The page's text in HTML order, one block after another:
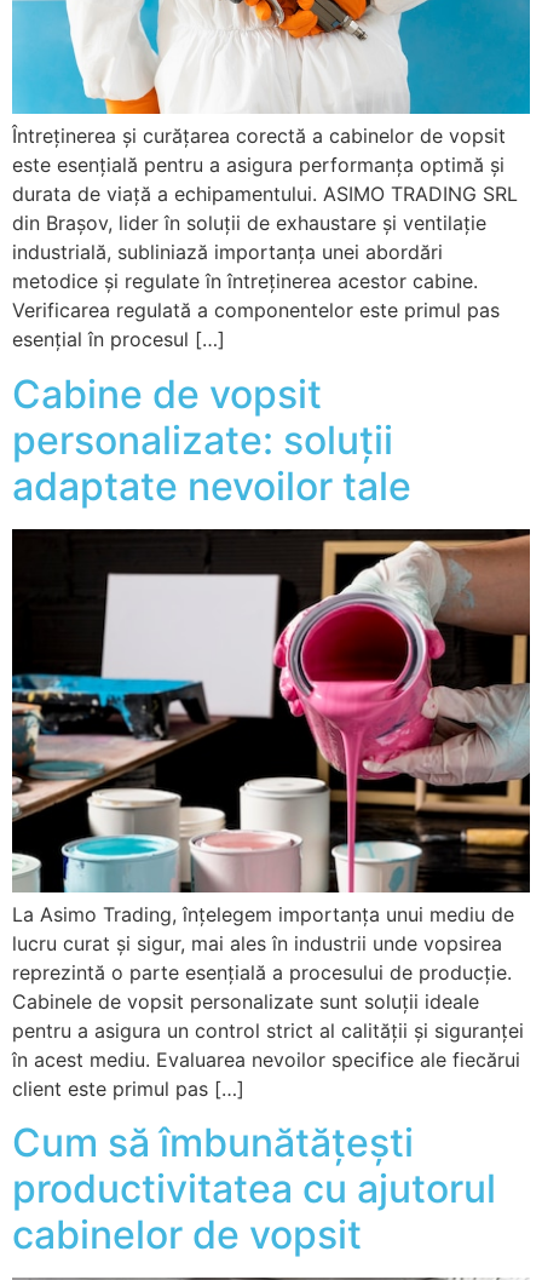
Întreținerea și curățarea corectă a cabinelor de vopsit
este esențială pentru a asigura performanța optimă și
durata de viață a echipamentului. ASIMO TRADING SRL
din Brașov, lider în soluții de exhaustare și ventilație
industrială, subliniază importanța unei abordări
metodice și regulate în întreținerea acestor cabine.
Verificarea regulată a componentelor este primul pas
esențial în procesul […]
Cabine de vopsit
personalizate: soluții
adaptate nevoilor tale
La Asimo Trading, înțelegem importanța unui mediu de
lucru curat și sigur, mai ales în industrii unde vopsirea
reprezintă o parte esențială a procesului de producție.
Cabinele de vopsit personalizate sunt soluții ideale
pentru a asigura un control strict al calității și siguranței
în acest mediu. Evaluarea nevoilor specifice ale fiecărui
client este primul pas […]
Cum să îmbunătățești
productivitatea cu ajutorul
cabinelor de vopsit